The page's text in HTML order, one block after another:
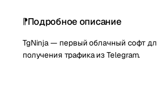
Подробное описание
TgNinja — первый облачный софт
получения трафика из Telegram.